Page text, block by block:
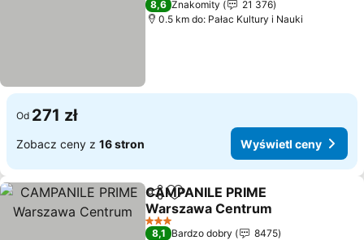
8,6 Znakomity
21 376
0.5 km do: Pałac Kultury i Nauki
Od 271 zł
Zobacz ceny z 16 stron Wyświetl ceny
Udostępnij
Dodaj do ulubionych
CAMPANILE PRIME
Warszawa Centrum
Wyświetl ceny
3 Kategoria
8,1 Bardzo dobry
8475